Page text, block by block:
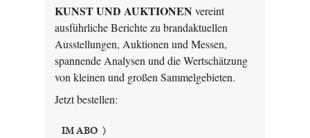
KUNST UND AUKTIONEN vereint
ausführliche Berichte zu brandaktuellen
Ausstellungen, Auktionen und Messen,
spannende Analysen und die Wertschätzung
von kleinen und großen Sammelgebieten.
Jetzt bestellen:
IM ABO